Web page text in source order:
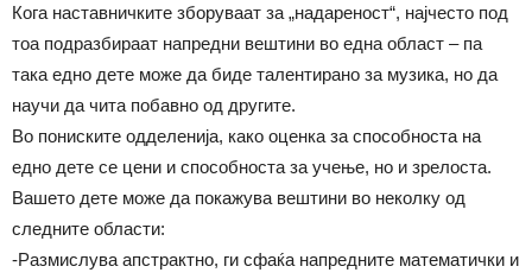
Кога наставничките зборуваат за „надареност“, најчесто под
тоа подразбираат напредни вештини во една област – па
така едно дете може да биде талентирано за музика, но да
научи да чита побавно од другите.
Во пониските одделенија, како оценка за способноста на
едно дете се цени и способноста за учење, но и зрелоста.
Вашето дете може да покажува вештини во неколку од
следните области:
-Размислува апстрактно, ги сфаќа напредните математички и